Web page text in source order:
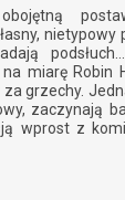
miarę Robin
grzechy.
zaczynają
wprost z